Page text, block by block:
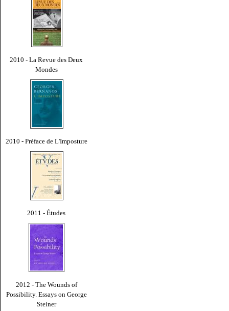
2010 - La Revue des Deux
Mondes
2010 - Préface de L'Imposture
2011 - Études
2012 - The Wounds of
Possibility. Essays on George
Steiner